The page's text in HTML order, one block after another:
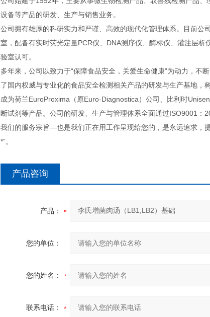
设备等产品的研发、生产与销售业务。
公司拥有雄厚的科研实力和严谨、高效的现代化管理体系。目前
室，配备有实时荧光定量PCR仪、DNA测序仪、酶标仪、灌注层
验室认可。
多年来，公司以致力于“保障食品安全，关爱生命健康”为动力，
了国内权威与专业化的食品安全检测相关产品的研发与生产基地，
成为荷兰EuroProxima（原Euro-Diagnostica）公司、比利时
断试剂等产品。公司的研发、生产与管理体系全面通过ISO9001：
我们的服务宗旨—也是我们正在用工作呈现给您的，是永远追求，
*”。
产品咨询
产品：
您的单位：
您的姓名：
联系电话：